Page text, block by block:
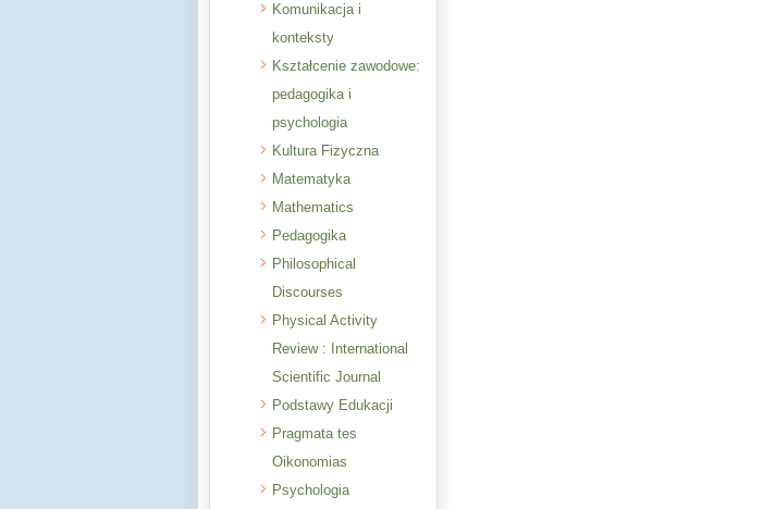
Komunikacja i
konteksty
Kształcenie zawodowe:
pedagogika i
psychologia
Kultura Fizyczna
Matematyka
Mathematics
Pedagogika
Philosophical
Discourses
Physical Activity
Review : International
Scientific Journal
Podstawy Edukacji
Pragmata tes
Oikonomias
Psychologia